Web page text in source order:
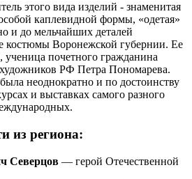
этого вида изделий - знаменитая
каплевидной формы, «одетая»
и до мельчайших деталей
костюмы Воронежской губернии. Ее
ученица почетного гражданина
РФ Петра Пономарева.
неоднократно и по достоинству
и выставках самого разного
из региона:
Северцов — герой Отечественной